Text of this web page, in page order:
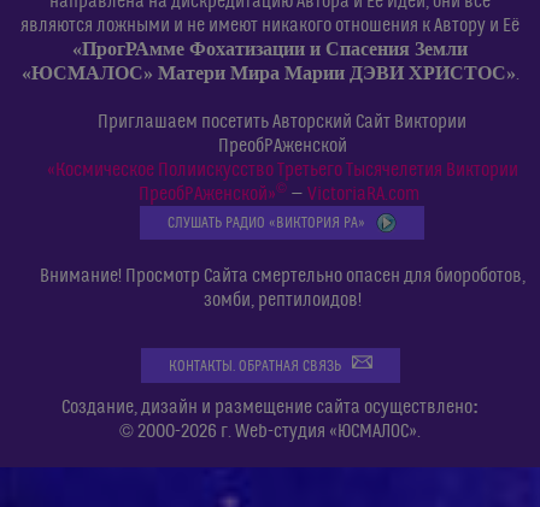
являются ложными и не имеют никакого отношения к Автору и Её
«ПрогРАмме Фохатизации и Спасения Земли
«ЮСМАЛОС» Матери Мира Марии ДЭВИ ХРИСТОС».
Приглашаем посетить Авторский Сайт Виктории
ПреобРАженской
«Космическое Полиискусство Третьего Тысячелетия Виктории
ПреобРАженской»©— VictoriaRA.com
СЛУШАТЬ РАДИО «ВИКТОРИЯ РА»
Внимание! Просмотр Сайта смертельно опасен для биороботов,
зомби, рептилоидов!
КОНТАКТЫ. ОБРАТНАЯ СВЯЗЬ
Создание, дизайн и размещение сайта осуществлено:
© 2000-2026 г. Web-студия «ЮСМАЛОС».